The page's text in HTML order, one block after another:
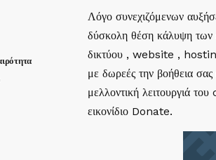
Λόγο συνεχιζόμενων
δύσκολη θέση κάλυψη των
δικτύου , website ,
με δωρεές την βοήθεια σας
μελλοντική λειτουργιά
εικονίδιο Donate.